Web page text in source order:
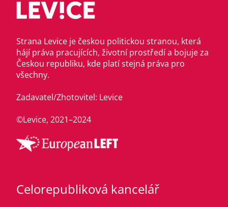
Strana Levice je českou politickou stranou, která
hájí práva pracujících, životní prostředí a bojuje za
Českou republiku, kde platí stejná práva pro
všechny.
Zadavatel/Zhotovitel: Levice
©Levice, 2021–2024
Celorepubliková kancelář